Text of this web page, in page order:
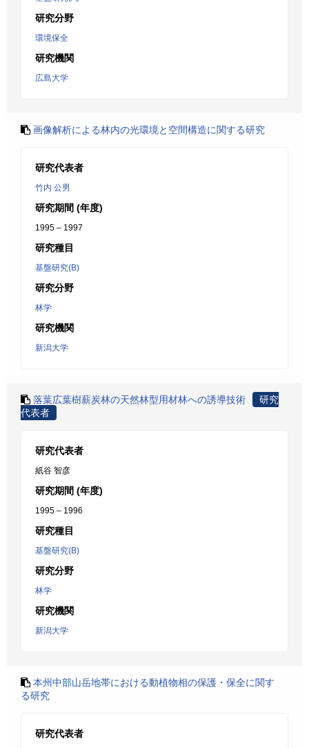
研究分野
環境保全
研究機関
広島大学
画像解析による林内の光環境と空間構造に関する研究
研究代表者
竹内 公男
研究期間 (年度)
1995 – 1997
研究種目
基盤研究(B)
研究分野
林学
研究機関
新潟大学
落葉広葉樹薪炭林の天然林型用材林への誘導技術
研究
代表者
研究代表者
紙谷 智彦
研究期間 (年度)
1995 – 1996
研究種目
基盤研究(B)
研究分野
林学
研究機関
新潟大学
本州中部山岳地帯における動植物相の保護・保全に関す
る研究
研究代表者